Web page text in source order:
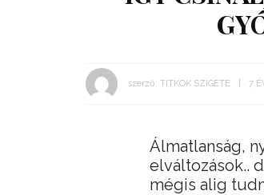
szerző: TITKOK SZIGETE 7
Álmatlanság,
elváltozások..
mégis alig